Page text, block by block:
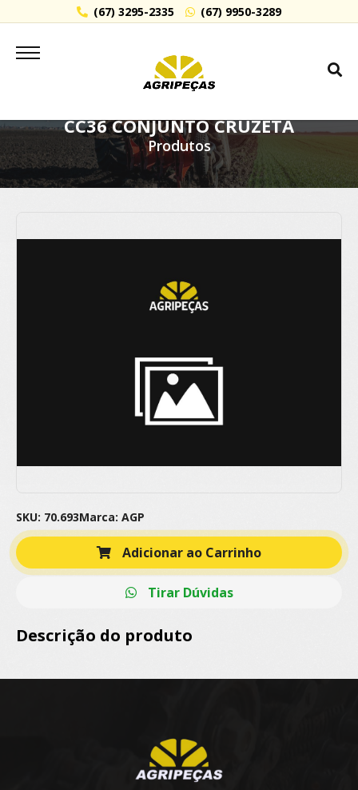
(67) 3295-2335 (67) 9950-3289
CC36 CONJUNTO CRUZETA
Produtos
SKU: 70.693Marca: AGP
Adicionar ao Carrinho
Tirar Dúvidas
Descrição do produto